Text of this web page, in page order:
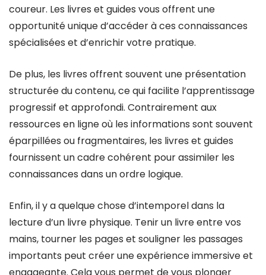
coureur. Les livres et guides vous offrent une
opportunité unique d’accéder à ces connaissances
spécialisées et d’enrichir votre pratique.
De plus, les livres offrent souvent une présentation
structurée du contenu, ce qui facilite l’apprentissage
progressif et approfondi. Contrairement aux
ressources en ligne où les informations sont souvent
éparpillées ou fragmentaires, les livres et guides
fournissent un cadre cohérent pour assimiler les
connaissances dans un ordre logique.
Enfin, il y a quelque chose d’intemporel dans la
lecture d’un livre physique. Tenir un livre entre vos
mains, tourner les pages et souligner les passages
importants peut créer une expérience immersive et